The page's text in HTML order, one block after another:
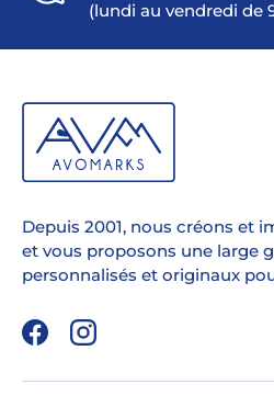
(lundi au vendredi de
Depuis 2001, nous créons et
et vous proposons une large
personnalisés et originaux
FacebookInstagram